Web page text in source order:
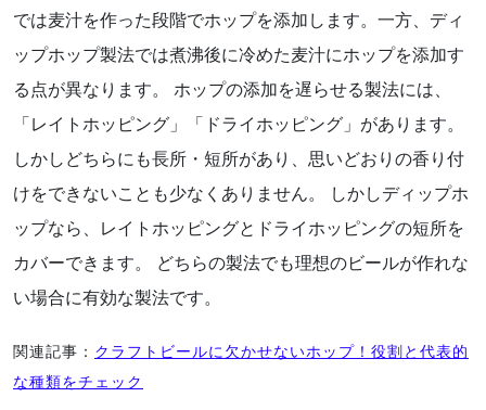
では麦汁を作った段階でホップを添加します。一方、ディ
ップホップ製法では煮沸後に冷めた麦汁にホップを添加す
る点が異なります。 ホップの添加を遅らせる製法には、
「レイトホッピング」「ドライホッピング」があります。
しかしどちらにも長所・短所があり、思いどおりの香り付
けをできないことも少なくありません。 しかしディップホ
ップなら、レイトホッピングとドライホッピングの短所を
カバーできます。 どちらの製法でも理想のビールが作れな
い場合に有効な製法です。
関連記事： クラフトビールに欠かせないホップ！役割と代表的
な種類をチェック